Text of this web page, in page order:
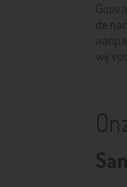
de
wij